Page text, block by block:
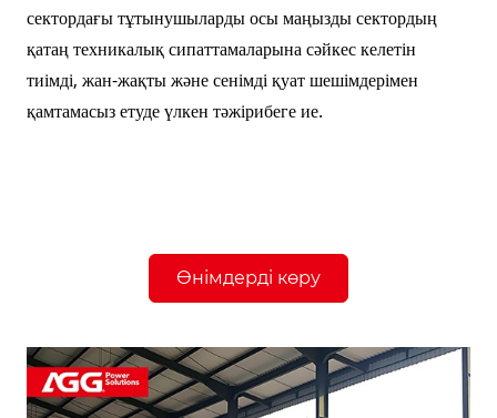
сектордағы тұтынушыларды осы маңызды сектордың
қатаң техникалық сипаттамаларына сәйкес келетін
тиімді, жан-жақты және сенімді қуат шешімдерімен
қамтамасыз етуде үлкен тәжірибеге ие.
Өнімдерді көру